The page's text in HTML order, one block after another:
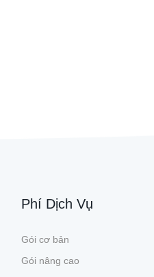
Phí Dịch Vụ
Gói cơ bản
Gói nâng cao